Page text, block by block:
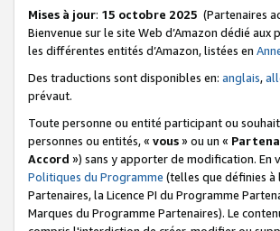
Mises à jour: 15 octobre 2025 (Partenaires
Bienvenue sur le site Web d’Amazon dédié aux
les différentes entités d’Amazon, listées en
Des traductions sont disponibles en: anglais,
prévaut.
Toute personne ou entité participant ou
personnes ou entités, « vous» ou un «
Accord ») sans y apporter de modification. En
Politiques du Programme (telles que définies à
Partenaires, la Licence PI du Programme
Marques du Programme Partenaires). Le